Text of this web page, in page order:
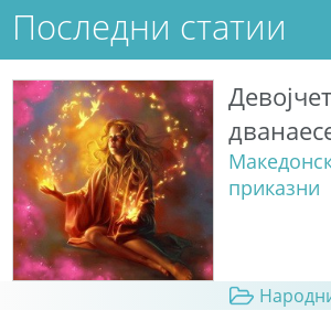
Последни статии
приказни